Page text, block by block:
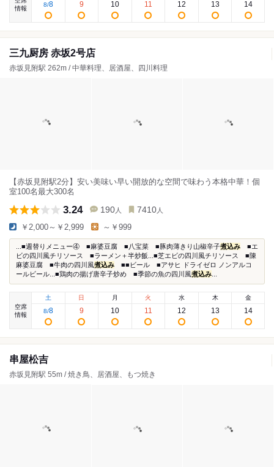
情報
8/8 9 10 11 12 13 14
三九厨房 赤坂2号店
赤坂見附駅 262m / 中華料理、居酒屋、四川料理
【赤坂見附駅2分】安い美味い早い開放的な空間で味わう本格中華！個
室100名最大300名
3.24 190 人 7410 人
￥2,000～￥2,999 ～￥999
...■週替りメニュー④ ■麻婆豆腐 ■八宝菜 ■豚肉薄きり山椒辛子煮込み ■エ
ビの四川風チリソース ■ラーメン＋半炒飯...■芝エビの四川風チリソース ■陳
麻婆豆腐 ■牛肉の四川風煮込み ■■ビール ■アサヒ ドライゼロ ノンアルコ
ールビール...■鶏肉の揚げ唐辛子炒め ■季節の魚の四川風煮込み
空席
情報
土
8/8
日
9
月
10
火
11
水
12
木
13
金
14
串屋松吉
赤坂見附駅 55m / 焼き鳥、居酒屋、もつ焼き